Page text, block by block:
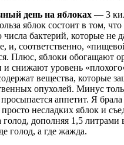
день на яблоках — 3
яблок состоит в том,
бактерий, которые не
и, соответственно,
Плюс, яблоки обогащают
снижают уровень
вещества, которые
опухолей. Минус
аппетит. Я
несладких яблок и
голод, дополняя 1,5
голод, а где жажда.